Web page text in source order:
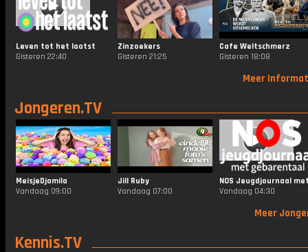
Leven tot het laatst
Gisteren 22:40
Zinzoekers
Gisteren 21:25
Cafe Weltschmerz
Gisteren 18:08
Meer
Jongeren.TV
MeisjeDjamila
Vandaag 09:00
Jill Ruby
Vandaag 07:00
Vandaag 04:30
Meer
Kennis.TV